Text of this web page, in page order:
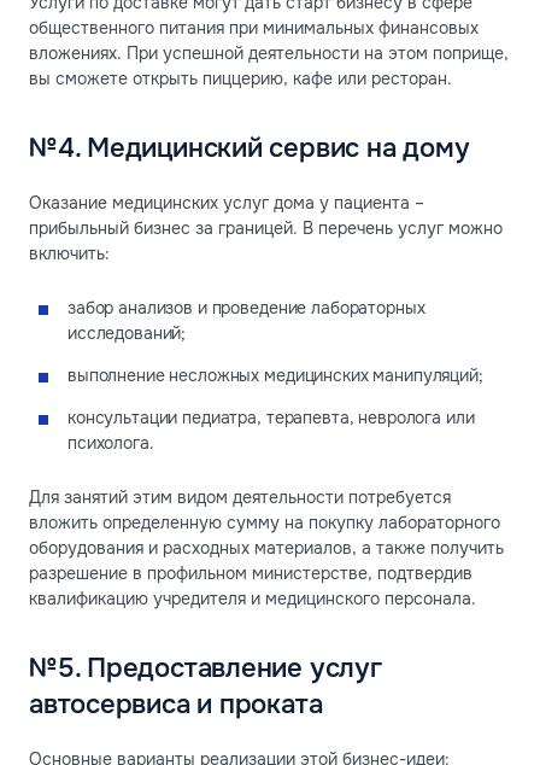
общественного питания при минимальных финансовых
вложениях. При успешной деятельности на этом поприще,
вы сможете открыть пиццерию, кафе или ресторан.
№4. Медицинский сервис на дому
Оказание медицинских услуг дома у пациента –
прибыльный бизнес за границей. В перечень услуг можно
включить:
забор анализов и проведение лабораторных
исследований;
выполнение несложных медицинских манипуляций;
консультации педиатра, терапевта, невролога или
психолога.
Для занятий этим видом деятельности потребуется
вложить определенную сумму на покупку лабораторного
оборудования и расходных материалов, а также получить
разрешение в профильном министерстве, подтвердив
квалификацию учредителя и медицинского персонала.
№5. Предоставление услуг
автосервиса и проката
Основные варианты реализации этой бизнес-идеи: